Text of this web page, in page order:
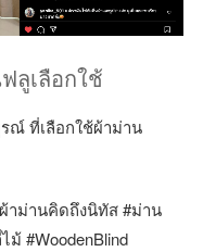
ลูเลือกใช้
ที่เลือกใช้ผ้าม่าน
าม่านคิดถึงนิทัส #ม่าน
#WoodenBlind